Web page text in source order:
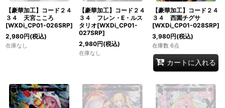
【豪華加工】コード２４
３４ 天宮こころ
[WXDi_CP01-026SRP]
2,980円(税込)
在庫なし
【豪華加工】コード２４
３４ フレン・E・ルス
タリオ[WXDi_CP01-
027SRP]
2,980円(税込)
在庫なし
【豪華加工】コード２４
３４ 西園チグサ
[WXDi_CP01-028SRP]
3,980円(税込)
在庫数 6点
カートに入れる